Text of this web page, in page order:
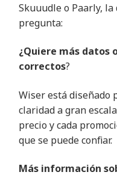
Skuuudle o Paarly,
pregunta:
¿Quiere más datos
correctos?
Wiser está diseñado
claridad a gran
precio y cada
que se puede confiar.
Más información